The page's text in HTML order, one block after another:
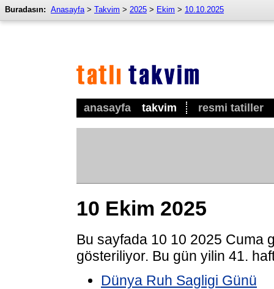
anasayfa takvim resmi tatiller
Buradasın: Anasayfa> Takvim > 2025 > Ekim > 10.10.2025
10 Ekim 2025
Bu sayfada 10 10 2025 Cuma
gösteriliyor. Bu gün yilin 41.
Dünya Ruh Sagligi Günü